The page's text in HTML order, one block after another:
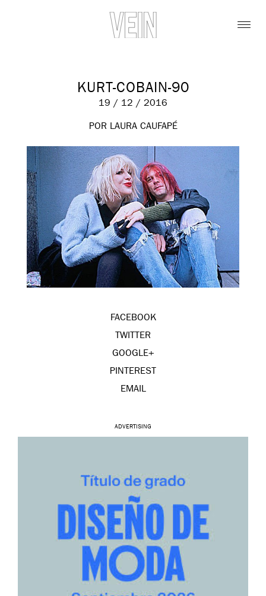
KURT-COBAIN-90
19 / 12 / 2016
POR LAURA CAUFAPÉ
FACEBOOK
TWITTER
GOOGLE+
PINTEREST
EMAIL
ADVERTISING